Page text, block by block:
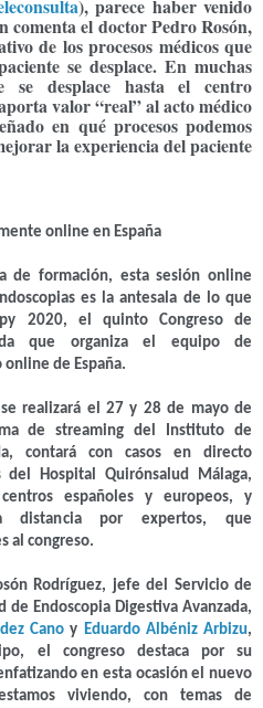
),parece haber venido
comenta el doctor Pedro Rosón,
de los procesos médicos que
se desplace. En muchas
se desplace hasta el centro
valor “real” al acto médico
en qué procesos podemos
la experiencia del paciente
online en España
de formación, esta sesión online
es la antesala de lo que
2020, el quinto Congreso de
que organiza el equipo de
de España.
realizará el 27 y 28 de mayo de
de streaming del Instituto de
contará con casos en directo
Hospital Quirónsalud Málaga,
españoles y europeos, y
distancia por expertos, que
al congreso.
Rodríguez, jefe del Servicio de
Endoscopia Digestiva Avanzada,
Cano y Eduardo Albéniz Arbizu,
el congreso destaca por su
en esta ocasión el nuevo
viviendo, con temas de